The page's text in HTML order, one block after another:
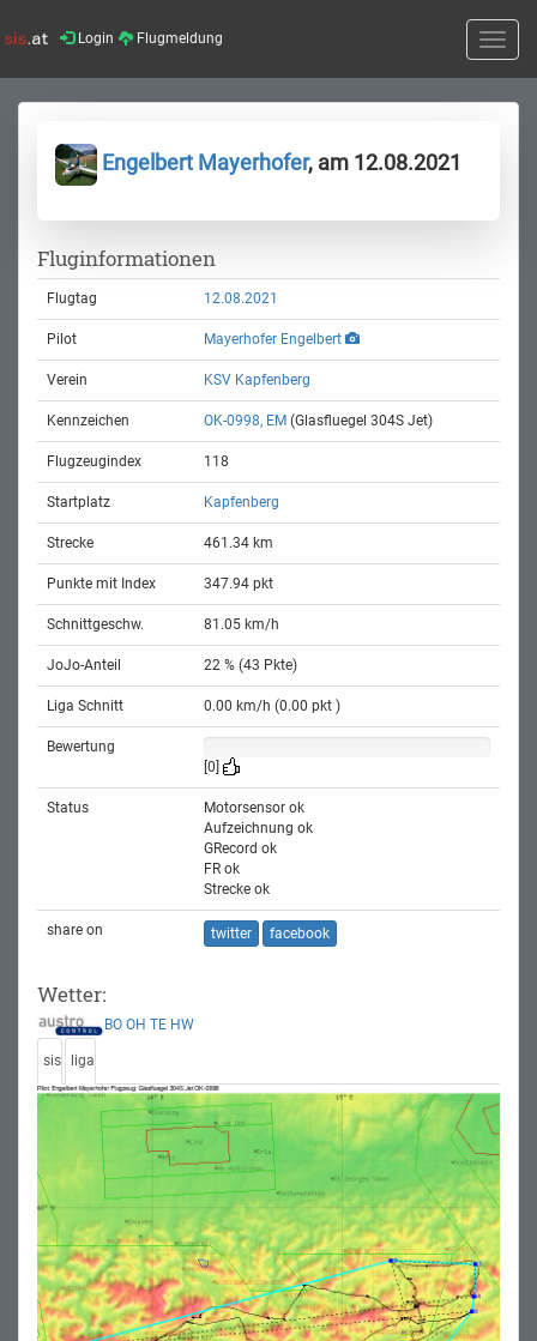
Login Flugmeldung
Toggle
Engelbert Mayerhofer, am 12.08.2021
Fluginformationen
Flugtag 12.08.2021
Pilot Mayerhofer Engelbert
Verein KSV Kapfenberg
Kennzeichen OK-0998, EM (Glasfluegel 304S Jet)
Flugzeugindex 118
Startplatz Kapfenberg
Strecke 461.34 km
Punkte mit Index 347.94 pkt
Schnittgeschw. 81.05 km/h
JoJo-Anteil 22 % (43 Pkte)
Liga Schnitt 0.00 km/h (0.00 pkt )
Bewertung
[0]
Status
Motorsensor ok
Aufzeichnung ok
GRecord ok
FR ok
Strecke ok
share on twitter facebook
Wetter:
BO OH TE HW
sis liga